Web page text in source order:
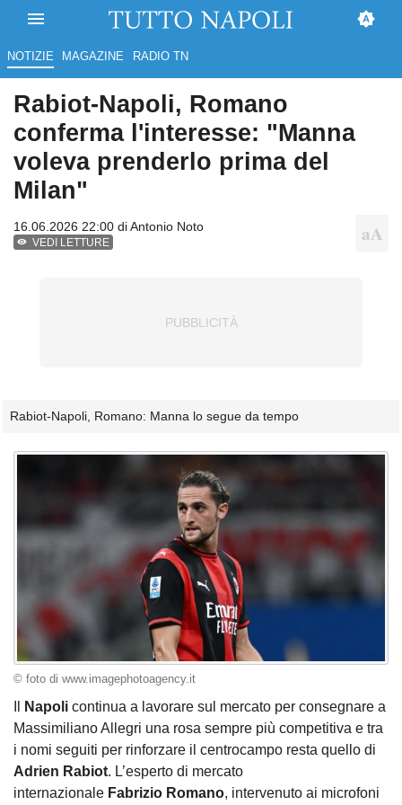
NOTIZIE MAGAZINE RADIO TN
Rabiot-Napoli, Romano
conferma l'interesse: "Manna
voleva prenderlo prima del
Milan"
16.06.2026 22:00 diAntonio Noto
VEDI LETTURE
Rabiot-Napoli, Romano: Manna lo segue da tempo
© foto di www.imagephotoagency.it
Napoli continua a lavorare sul mercato per consegnare a
Massimiliano Allegri una rosa sempre più competitiva e tra
i nomi seguiti per rinforzare il centrocampo resta quello di
Adrien Rabiot. L’esperto di mercato
internazionale Fabrizio Romano, intervenuto ai microfoni